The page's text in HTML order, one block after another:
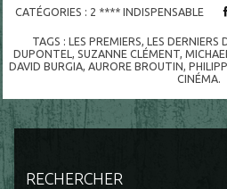
CATÉGORIES : 2 **** INDISPENSABLE
TAGS : LES PREMIERS, LES DERNIERS
DUPONTEL , SUZANNE CLÉMENT,
DAVID BURGIA,AURORE BROUTIN,
CINÉMA.
RECHERCHER